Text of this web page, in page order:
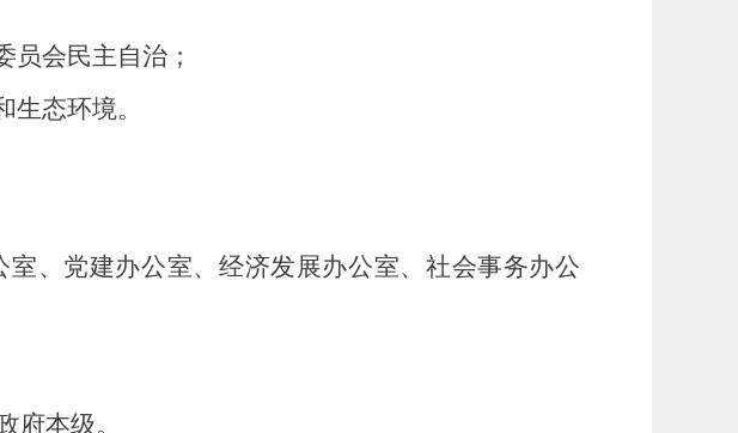
员会民主自治；
态环境。
室、党建办公室、经济发展办公室、社会事务办公
府本级。